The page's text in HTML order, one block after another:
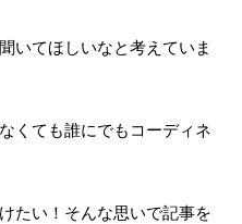
いてほしいなと考えていま
くても誰にでもコーディネ
たい！そんな思いで記事を